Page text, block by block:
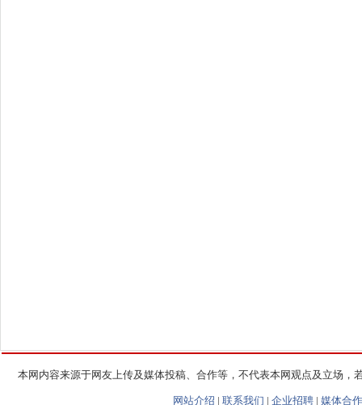
本网内容来源于网友上传及媒体投稿、合作等，不代表本网观点及立场
网站介绍 | 联系我们 | 企业招聘 | 媒体合作